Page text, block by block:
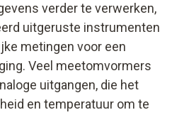
verder te verwerken,
uitgeruste instrumenten
metingen voor een
Veel meetomvormers
uitgangen, die het
en temperatuur om te